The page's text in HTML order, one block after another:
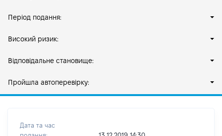
Період подання:
Високий ризик:
Відповідальне становище:
Пройшла автоперевірку:
Дата та час